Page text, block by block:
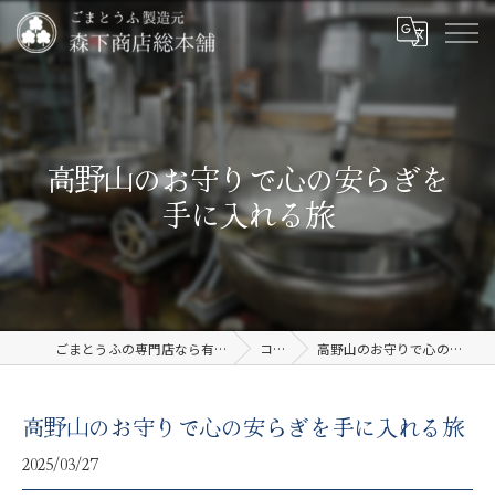
高野山のお守りで心の安らぎを
手に入れる旅
ごまとうふの専門店なら有限会社森下商店総本舗 コラム 高野山のお守りで心の安らぎを手に入れる旅
高野山のお守りで心の安らぎを手に入れる旅
2025/03/27